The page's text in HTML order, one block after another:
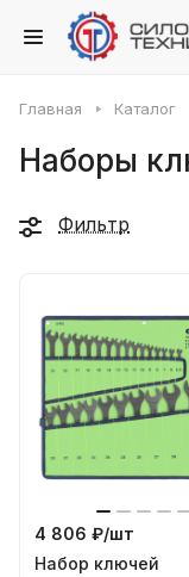
Главная Каталог
Наборы
Фильтр
4 806 ₽/шт
Набор ключей